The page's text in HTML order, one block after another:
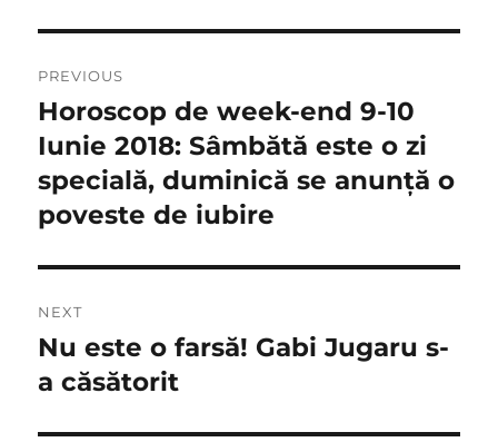
în
articole
PREVIOUS
Previous
post:
Horoscop de week-end 9-10
Iunie 2018: Sâmbătă este o zi
specială, duminică se anunţă o
poveste de iubire
NEXT
Next
post:
Nu este o farsă! Gabi Jugaru s-
a căsătorit